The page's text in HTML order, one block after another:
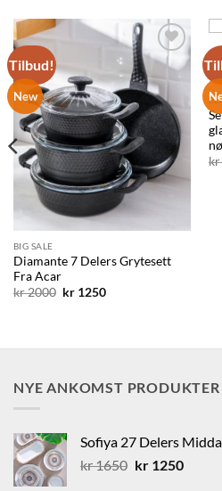
Tilbud!
New
Legg til
ønskelisten
BIG SALE
Diamante 7 Delers Grytesett
Fra Acar
kr2000 Opprinnelig
kr1250Nåværende
kr
NYE ANKOMST PRODUKTER
Sofiya 27 Delers
kr1650 Opprinnelig
kr1250